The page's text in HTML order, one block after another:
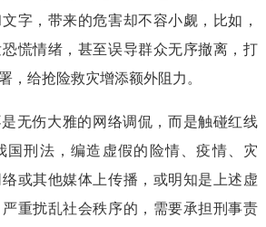
字，带来的危害却不容小觑，比如，
慌情绪，甚至误导群众无序撤离，打
，给抢险救灾增添额外阻力。
无伤大雅的网络调侃，而是触碰红线
国刑法，编造虚假的险情、疫情、灾
或其他媒体上传播，或明知是上述虚
重扰乱社会秩序的，需要承担刑事责